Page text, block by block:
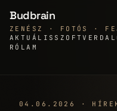
Budbrain
ZENÉSZ · FOTÓS ·
AKTUÁLIS SZOFTVER
RÓLAM
04.06.2026 ·